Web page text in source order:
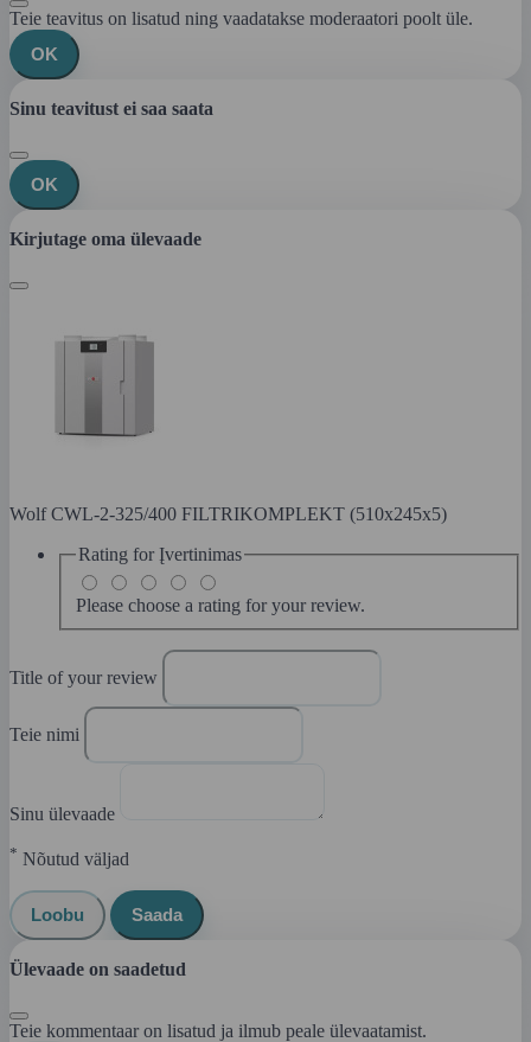
Teie teavitus on lisatud ning vaadatakse moderaatori poolt üle.
OK
Sinu teavitust ei saa saata
OK
Kirjutage oma ülevaade
Wolf CWL-2-325/400 FILTRIKOMPLEKT (510x245x5)
Rating for Įvertinimas
Please choose a rating for your review.
Title of your review
Teie nimi
Sinu ülevaade
* Nõutud väljad
Loobu Saada
Ülevaade on saadetud
Teie kommentaar on lisatud ja ilmub peale ülevaatamist.